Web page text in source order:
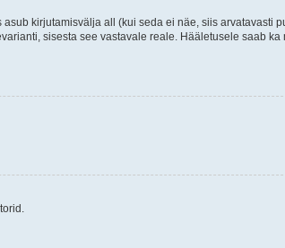
asub kirjutamisvälja all (kui seda ei näe, siis arvatavasti
sisesta see vastavale reale. Hääletusele saab ka